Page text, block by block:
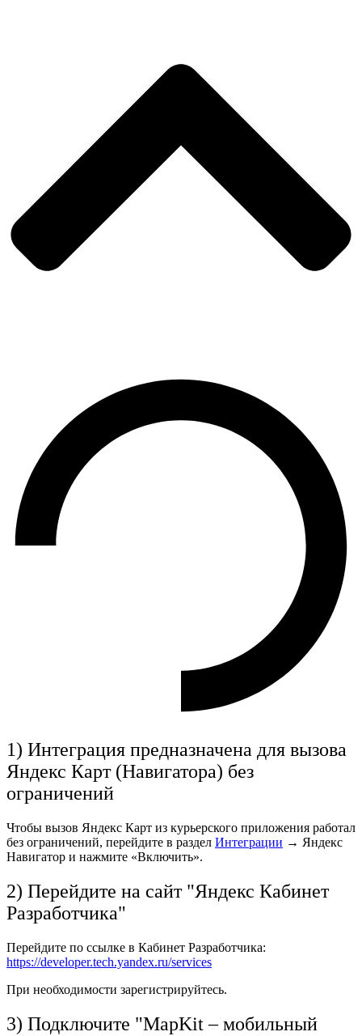
1) Интеграция предназначена для вызова
Яндекс Карт (Навигатора) без
ограничений
Чтобы вызов Яндекс Карт из курьерского приложения работал
без ограничений, перейдите в раздел Интеграции → Яндекс
Навигатор и нажмите «Включить».
2) Перейдите на сайт "Яндекс Кабинет
Разработчика"
Перейдите по ссылке в Кабинет Разработчика:
https://developer.tech.yandex.ru/services
При необходимости зарегистрируйтесь.
3) Подключите "MapKit – мобильный